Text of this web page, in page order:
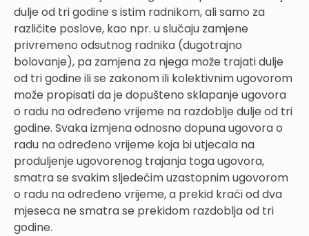
dulje od tri godine s istim radnikom, ali samo za
različite poslove, kao npr. u slučaju zamjene
privremeno odsutnog radnika (dugotrajno
bolovanje), pa zamjena za njega može trajati dulje
od tri godine ili se zakonom ili kolektivnim ugovorom
može propisati da je dopušteno sklapanje ugovora
o radu na određeno vrijeme na razdoblje dulje od tri
godine. Svaka izmjena odnosno dopuna ugovora o
radu na određeno vrijeme koja bi utjecala na
produljenje ugovorenog trajanja toga ugovora,
smatra se svakim sljedećim uzastopnim ugovorom
o radu na određeno vrijeme, a prekid kraći od dva
mjeseca ne smatra se prekidom razdoblja od tri
godine.